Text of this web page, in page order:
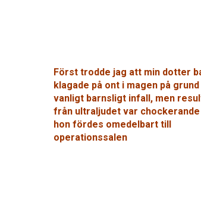
Först trodde jag att min dotter
klagade på ont i magen på
vanligt barnsligt infall, men
från ultraljudet var
hon fördes omedelbart till
operationssalen